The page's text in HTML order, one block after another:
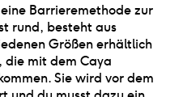
Barrieremethode zur
rund, besteht aus
Größen erhältlich
die mit dem Caya
Sie wird vor dem